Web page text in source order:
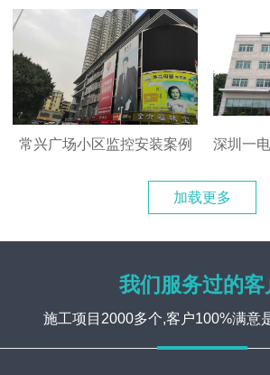
常兴广场小区监控安装案例 深圳一
加载更多
我们服务过的客
施工项目2000多个,客户100%满意